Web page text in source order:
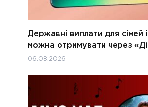
Державні виплати для сімей
можна отримувати через
06.08.2026